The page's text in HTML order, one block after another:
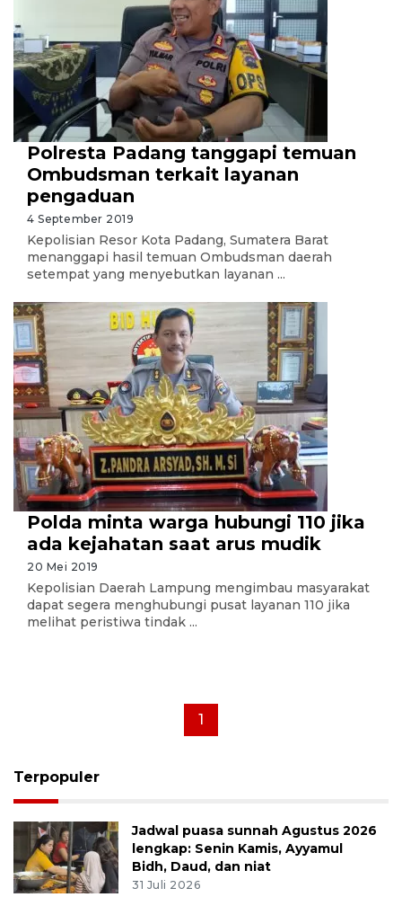
Polresta Padang tanggapi temuan
Ombudsman terkait layanan
pengaduan
4 September 2019
Kepolisian Resor Kota Padang, Sumatera Barat
menanggapi hasil temuan Ombudsman daerah
setempat yang menyebutkan layanan ...
Polda minta warga hubungi 110 jika
ada kejahatan saat arus mudik
20 Mei 2019
Kepolisian Daerah Lampung mengimbau masyarakat
dapat segera menghubungi pusat layanan 110 jika
melihat peristiwa tindak ...
1
Terpopuler
Jadwal puasa sunnah Agustus 2026
lengkap: Senin Kamis, Ayyamul
Bidh, Daud, dan niat
31 Juli 2026